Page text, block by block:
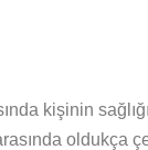
kişinin
oldukça